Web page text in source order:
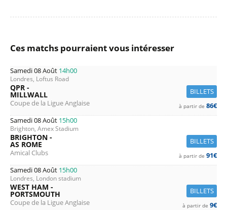
Ces matchs pourraient vous intéresser
Samedi 08 Août 14h00
Londres, Loftus Road
BILLETS
QPR -
MILLWALL
Coupe de la Ligue Anglaise à partir de 86€
Samedi 08 Août 15h00
Brighton, Amex Stadium
BILLETS
BRIGHTON -
AS ROME
Amical Clubs à partir de 91€
Samedi 08 Août 15h00
Londres, London stadium
BILLETS
WEST HAM -
PORTSMOUTH
Coupe de la Ligue Anglaise à partir de 9€